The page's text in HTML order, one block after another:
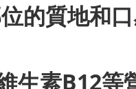
的質地和
生素B12等